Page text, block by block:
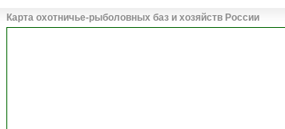
Карта охотничье-рыболовных баз и хозяйств России